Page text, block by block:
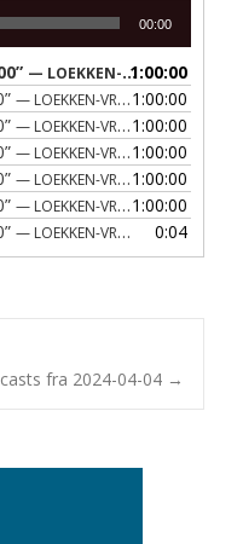
00:00
— LOEKKEN-VRAA NAERRADIO 1:00:00
— LOEKKEN-VRAA NAERRADIO
1:00:00
— LOEKKEN-VRAA NAERRADIO
1:00:00
— LOEKKEN-VRAA NAERRADIO
1:00:00
— LOEKKEN-VRAA NAERRADIO
1:00:00
— LOEKKEN-VRAA NAERRADIO
1:00:00
— LOEKKEN-VRAA NAERRADIO 0:04
fra 2024-04-04 →